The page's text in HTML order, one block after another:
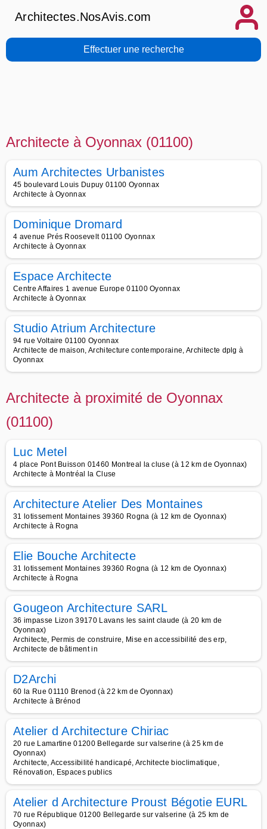
Architectes.NosAvis.com
Effectuer une recherche
Architecte à Oyonnax (01100)
Aum Architectes Urbanistes
45 boulevard Louis Dupuy 01100 Oyonnax
Architecte à Oyonnax
Dominique Dromard
4 avenue Prés Roosevelt 01100 Oyonnax
Architecte à Oyonnax
Espace Architecte
Centre Affaires 1 avenue Europe 01100 Oyonnax
Architecte à Oyonnax
Studio Atrium Architecture
94 rue Voltaire 01100 Oyonnax
Architecte de maison, Architecture contemporaine, Architecte dplg à
Oyonnax
Architecte à proximité de Oyonnax
(01100)
Luc Metel
4 place Pont Buisson 01460 Montreal la cluse (à 12 km de Oyonnax)
Architecte à Montréal la Cluse
Architecture Atelier Des Montaines
31 lotissement Montaines 39360 Rogna (à 12 km de Oyonnax)
Architecte à Rogna
Elie Bouche Architecte
31 lotissement Montaines 39360 Rogna (à 12 km de Oyonnax)
Architecte à Rogna
Gougeon Architecture SARL
36 impasse Lizon 39170 Lavans les saint claude (à 20 km de
Oyonnax)
Architecte, Permis de construire, Mise en accessibilité des erp,
Architecte de bâtiment in
D2Archi
60 la Rue 01110 Brenod (à 22 km de Oyonnax)
Architecte à Brénod
Atelier d Architecture Chiriac
20 rue Lamartine 01200 Bellegarde sur valserine (à 25 km de
Oyonnax)
Architecte, Accessibilité handicapé, Architecte bioclimatique,
Rénovation, Espaces publics
Atelier d Architecture Proust Bégotie EURL
70 rue République 01200 Bellegarde sur valserine (à 25 km de
Oyonnax)